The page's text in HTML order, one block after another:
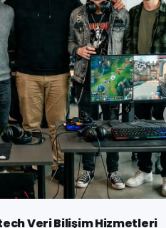
Bilişim Ltd Şti
ve sürdürülebilir bir yapı